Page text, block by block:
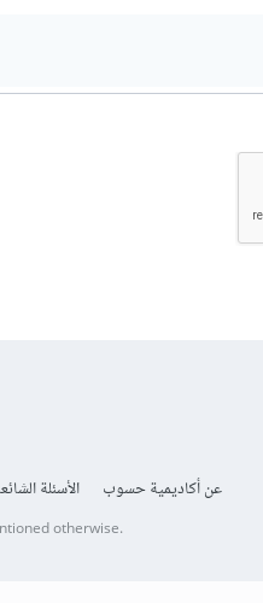
عن أكاديمية حسوب الأسئلة
otherwise.